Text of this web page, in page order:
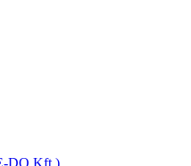
DO Kft.)